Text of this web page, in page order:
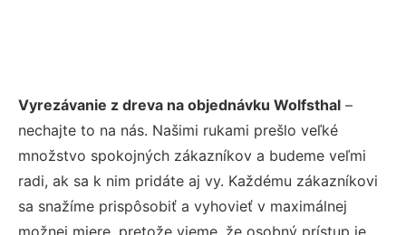
Vyrezávanie z dreva na objednávku Wolfsthal –
nechajte to na nás. Našimi rukami prešlo veľké
množstvo spokojných zákazníkov a budeme veľmi
radi, ak sa k nim pridáte aj vy. Každému zákazníkovi
sa snažíme prispôsobiť a vyhovieť v maximálnej
možnej miere, pretože vieme, že osobný prístup je